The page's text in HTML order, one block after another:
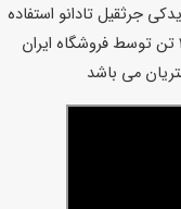
جرثقیل تادانو استفاده
کنند. تمامی قطعات مورد نیاز جرثقیل تادانو20 تن توسط فروشگاه ایران
می باشد